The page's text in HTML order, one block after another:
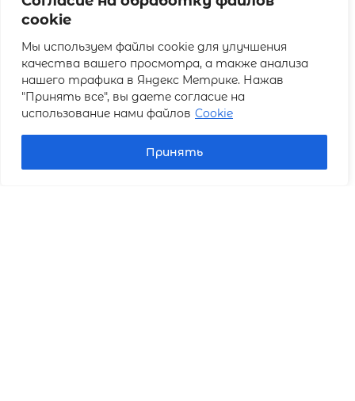
cookie
Мы используем файлы cookie для улучшения
качества вашего просмотра, а также анализа
нашего трафика в Яндекс Метрике. Нажав
"Принять все", вы даете согласие на
использование нами файлов Cookie
Принять
Конкурент использует
название вашего салона: